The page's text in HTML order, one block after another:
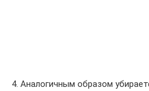
4. Аналогичным образом